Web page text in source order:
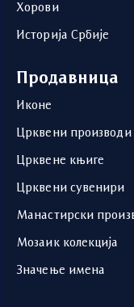
Хорови
Историја Србије
Продавница
Иконе
Црквени производи
Црквене књиге
Црквени сувенири
Манастирски
Мозаик колекција
Значење имена